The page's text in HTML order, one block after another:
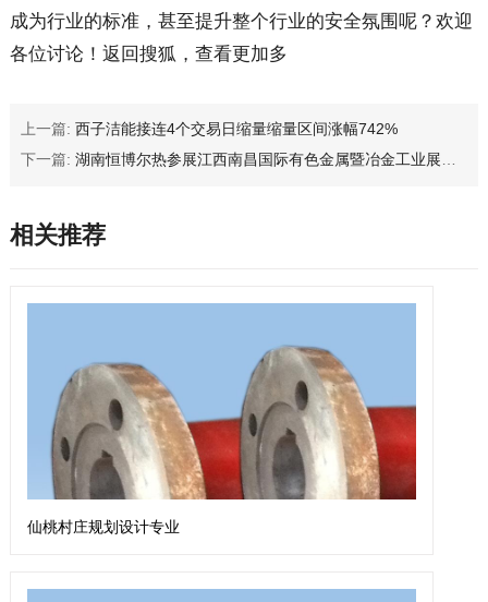
成为行业的标准，甚至提升整个行业的安全氛围呢？欢迎
各位讨论！返回搜狐，查看更加多
上一篇: 西子洁能接连4个交易日缩量缩量区间涨幅742%
下一篇: 湖南恒博尔热参展江西南昌国际有色金属暨冶金工业展览成果丰硕
相关推荐
仙桃村庄规划设计专业